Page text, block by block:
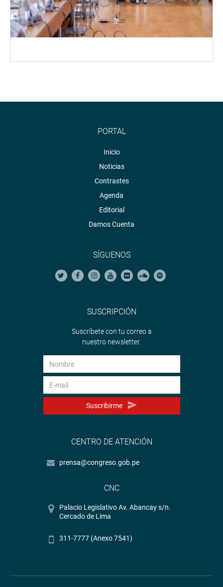
PORTAL
Inicio
Noticias
Contrastes
Agenda
Editorial
Damos Cuenta
SÍGUENOS
SUSCRIPCIÓN
Suscríbete con tu correo a
nuestro newsletter.
Suscribirme
CENTRO DE ATENCIÓN
prensa@congreso.gob.pe
CNC
Palacio Legislativo Av. Abancay s/n.
Cercado de Lima
311-7777 (Anexo 7541)